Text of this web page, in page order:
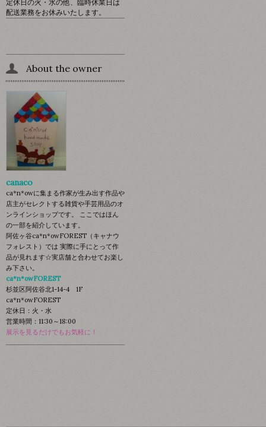
定休日の火・水の他、臨時休業日は
配送業務をお休みいたします。
About the owner
canaco
ca*n*owに集まる作家が生み出す作品や
店主がセレクトする雑貨や手芸用品のオ
ンラインショップです。 ここではほん
の一部を紹介しています。
阿佐ヶ谷ca*n*owFOREST（キャナウ
フォレスト）では 実際に手にとって作
品が見れます☆実店舗と合わせてお楽し
み下さい。
ca*n*owFOREST
杉並区阿佐谷北1-14-4 1F
ca*n*owFOREST
定休日：火・水
営業時間：11:30～18:00
展示を見るだけでもお気軽に！